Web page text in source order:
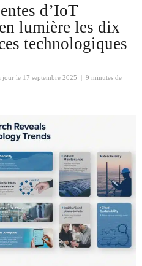
d’IoT
lumière les dix
technologiques
jour le 17 septembre 2025
9 minutes de